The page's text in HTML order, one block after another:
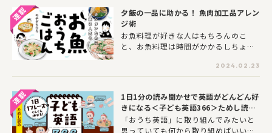
夕飯の一品に助かる！ 魚肉加工品アレン
ジ術
お魚料理が好きな人はもちろんのこ
と、お魚料理は時間がかかるしちょっ
ューを増やしたいと思っている人にお
すすめです！ スーパーの鮮魚コーナー
トしたくなる、モチダ家が実践する家
族に人気のお魚レシピは必見です。
2024.02.23
1日1分の読み聞かせで英語がどんどん好
きになる＜子ども英語366＞ためし読み
③「おうち英語」に取り組んでみたいと
思っていても何から取り組めばいいの